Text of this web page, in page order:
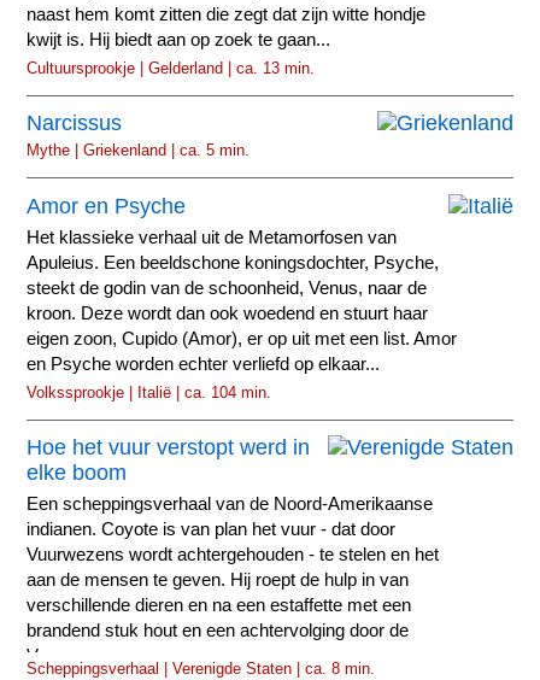
naast hem komt zitten die zegt dat zijn witte hondje
kwijt is. Hij biedt aan op zoek te gaan...
Cultuursprookje | Gelderland | ca. 13 min.
Narcissus
Mythe | Griekenland | ca. 5 min.
Amor en Psyche
Het klassieke verhaal uit de Metamorfosen van
Apuleius. Een beeldschone koningsdochter, Psyche,
steekt de godin van de schoonheid, Venus, naar de
kroon. Deze wordt dan ook woedend en stuurt haar
eigen zoon, Cupido (Amor), er op uit met een list. Amor
en Psyche worden echter verliefd op elkaar...
Volkssprookje | Italië | ca. 104 min.
Hoe het vuur verstopt werd in
elke boom
Een scheppingsverhaal van de Noord-Amerikaanse
indianen. Coyote is van plan het vuur - dat door
Vuurwezens wordt achtergehouden - te stelen en het
aan de mensen te geven. Hij roept de hulp in van
verschillende dieren en na een estaffette met een
brandend stuk hout en een achtervolging door de
Vuurwezens...
Scheppingsverhaal | Verenigde Staten | ca. 8 min.